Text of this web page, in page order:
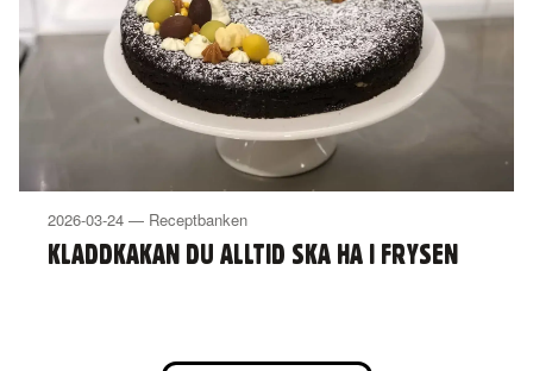
2026-03-24 — Receptbanken
KLADDKAKAN DU ALLTID SKA HA I FRYSEN